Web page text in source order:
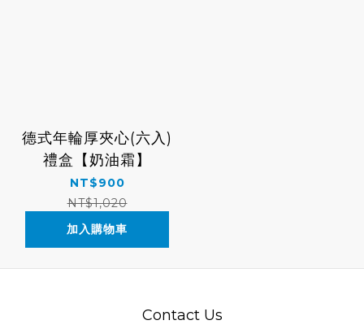
德式年輪厚夾心(六入)
禮盒【奶油霜】
NT$900
NT$1,020
加入購物車
Contact Us